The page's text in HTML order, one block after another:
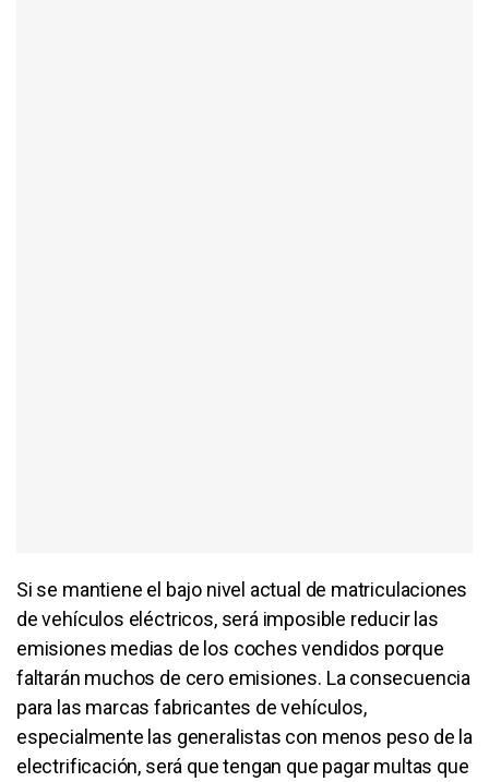
Si se mantiene el bajo nivel actual de matriculaciones
de vehículos eléctricos, será imposible reducir las
emisiones medias de los coches vendidos porque
faltarán muchos de cero emisiones. La consecuencia
para las marcas fabricantes de vehículos,
especialmente las generalistas con menos peso de la
electrificación, será que tengan que pagar multas que